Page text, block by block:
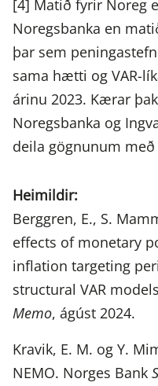
[4] Matið fyrir Noreg
Noregsbanka en
þar sem
sama hætti og VAR-
árinu 2023. Kærar
Noregsbanka og
deila gögnunum
Heimildir:
Berggren, E., S.
effects of monetary
inflation targeting
structural VAR
Memo, ágúst 2024.
Kravik, E. M. og Y.
NEMO. Norges Bank